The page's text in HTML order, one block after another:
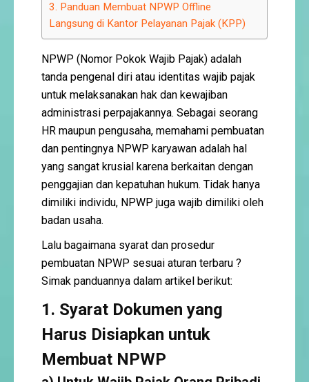
3. Panduan Membuat NPWP Offline
Langsung di Kantor Pelayanan Pajak (KPP)
NPWP (Nomor Pokok Wajib Pajak) adalah
tanda pengenal diri atau identitas wajib pajak
untuk melaksanakan hak dan kewajiban
administrasi perpajakannya. Sebagai seorang
HR maupun pengusaha, memahami pembuatan
dan pentingnya NPWP karyawan adalah hal
yang sangat krusial karena berkaitan dengan
penggajian dan kepatuhan hukum. Tidak hanya
dimiliki individu, NPWP juga wajib dimiliki oleh
badan usaha.
Lalu bagaimana syarat dan prosedur
pembuatan NPWP sesuai aturan terbaru ?
Simak panduannya dalam artikel berikut:
1. Syarat Dokumen yang
Harus Disiapkan untuk
Membuat NPWP